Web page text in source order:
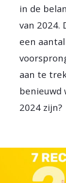
in de
van 2024.
een
aan te
benieuwd
2024 zijn?